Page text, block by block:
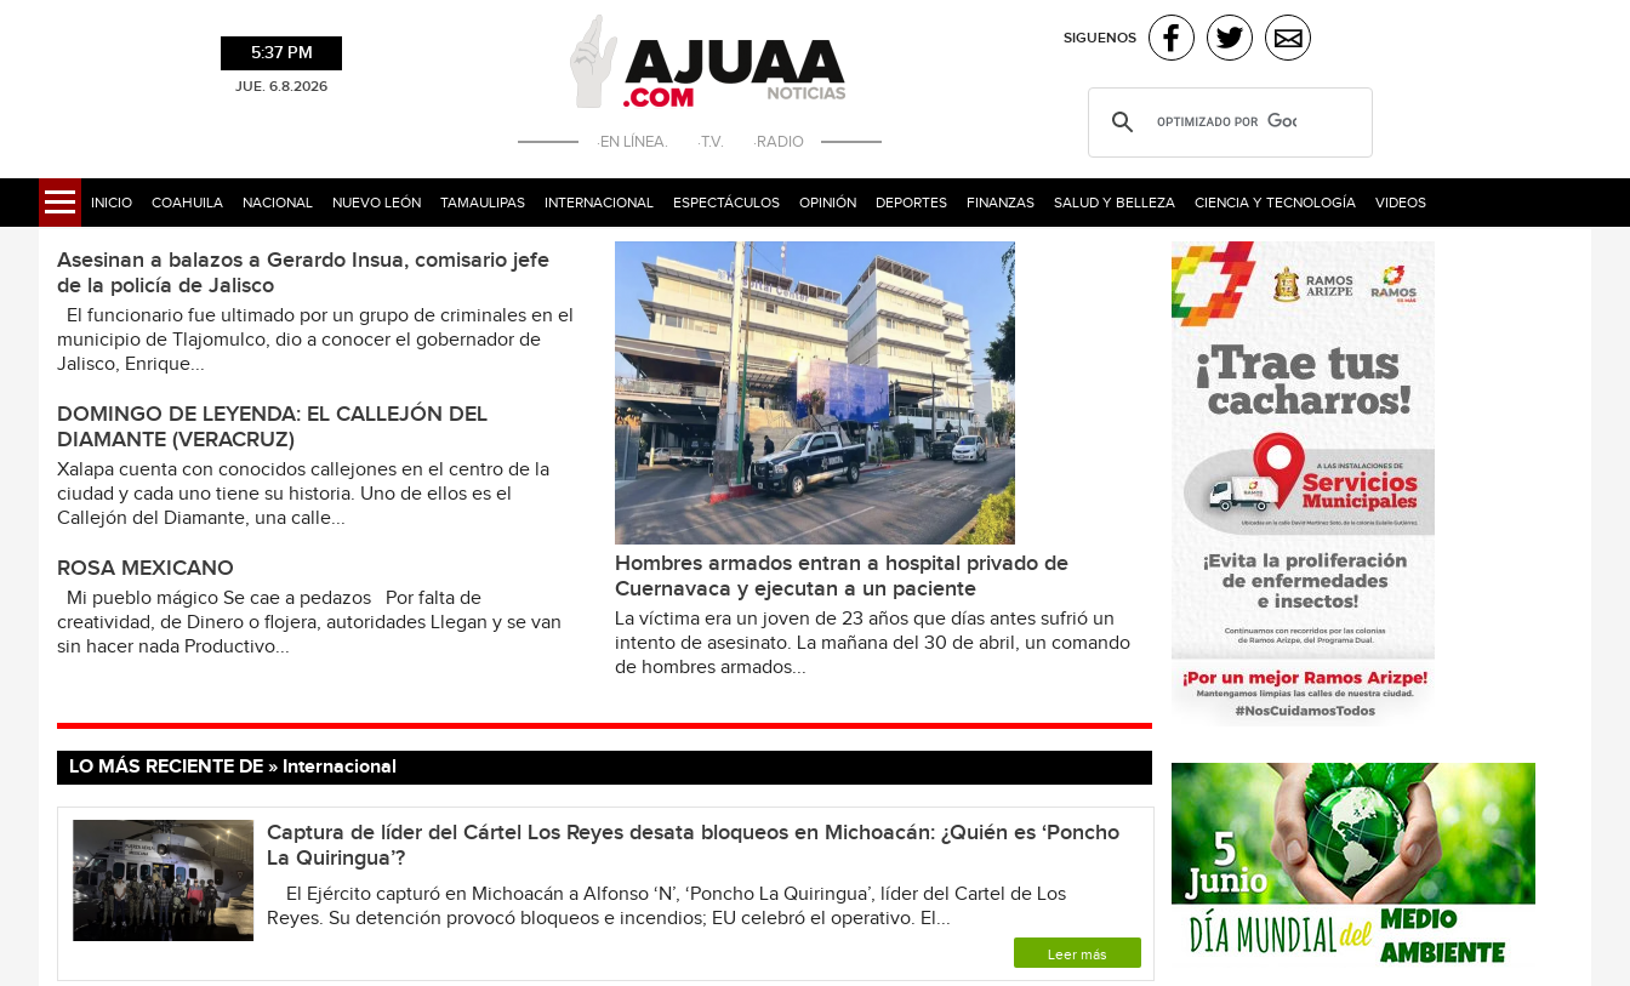
5:37 PM
JUE. 6.8.2026
·EN LÍNEA. ·T.V. ·RADIO
SIGUENOS
INICIO COAHUILA NACIONAL NUEVO LEÓN TAMAULIPAS INTERNACIONAL ESPECTÁCULOS OPINIÓN DEPORTES FINANZAS SALUD Y BELLEZA CIENCIA Y TECNOLOGÍA VIDEOS
Hombres armados entran a hospital privado de
Cuernavaca y ejecutan a un paciente
La víctima era un joven de 23 años que días antes sufrió un
intento de asesinato. La mañana del 30 de abril, un comando
de hombres armados...
Asesinan a balazos a Gerardo Insua, comisario jefe
de la policía de Jalisco
El funcionario fue ultimado por un grupo de criminales en el
municipio de Tlajomulco, dio a conocer el gobernador de
Jalisco, Enrique...
DOMINGO DE LEYENDA: EL CALLEJÓN DEL
DIAMANTE (VERACRUZ)
Xalapa cuenta con conocidos callejones en el centro de la
ciudad y cada uno tiene su historia. Uno de ellos es el
Callejón del Diamante, una calle...
ROSA MEXICANO
Mi pueblo mágico Se cae a pedazos Por falta de
creatividad, de Dinero o flojera, autoridades Llegan y se van
sin hacer nada Productivo...
LO MÁS RECIENTE DE » Internacional
Captura de líder del Cártel Los Reyes desata bloqueos en Michoacán: ¿Quién es ‘Poncho
La Quiringua’?
El Ejército capturó en Michoacán a Alfonso ‘N’, ‘Poncho La Quiringua’, líder del Cartel de Los
Reyes. Su detención provocó bloqueos e incendios; EU celebró el operativo. El...
Leer más